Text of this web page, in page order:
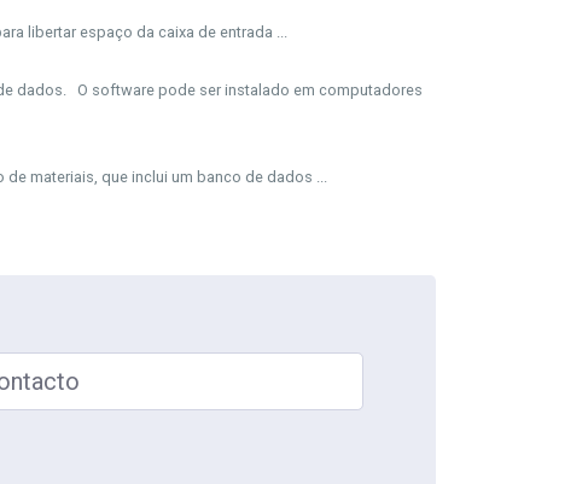
libertar espaço da caixa de entrada ...
dados. O software pode ser instalado em computadores
de materiais, que inclui um banco de dados ...